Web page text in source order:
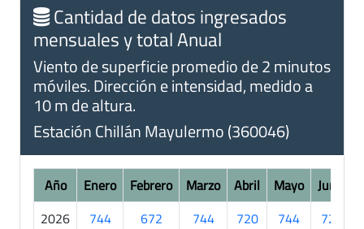
Cantidad de datos ingresados
mensuales y total Anual
Viento de superficie promedio de 2 minutos
móviles. Dirección e intensidad, medido a
10 m de altura.
Estación Chillán Mayulermo (360046)
Año Enero Febrero Marzo Abril Mayo Junio
2026
744 672 744 720 744 720